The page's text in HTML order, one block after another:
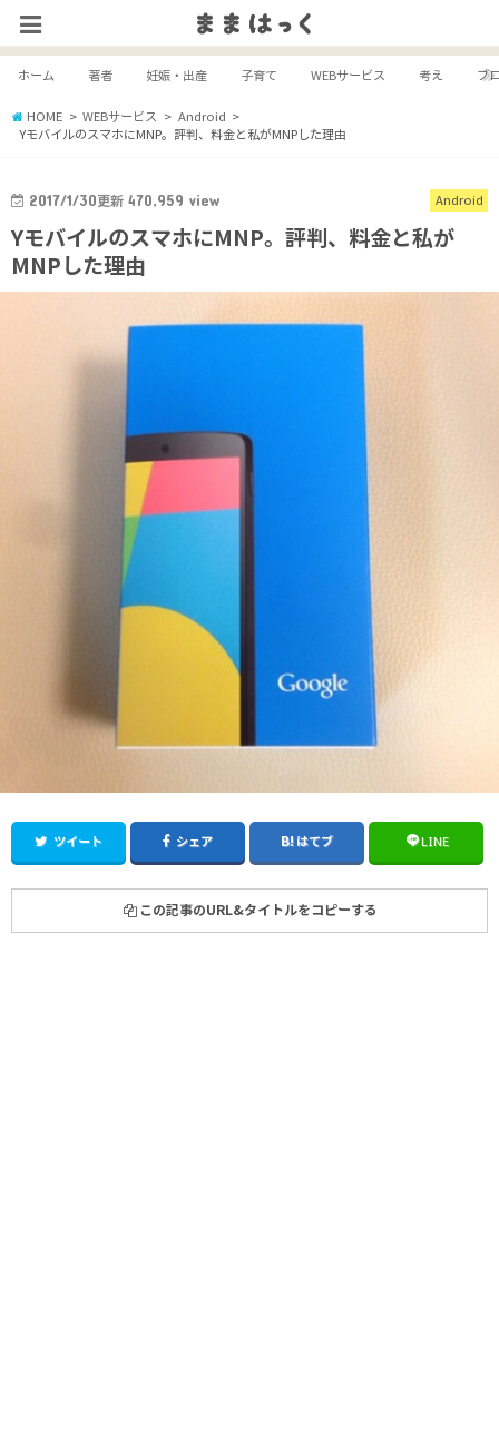
ホーム 著者 妊娠・出産 子育て WEBサービス 考え ブ
HOME WEBサービス
Android
YモバイルのスマホにMNP。評判、料金と私がMNPした理由
Android
2017/1/30更新 470,959 view
YモバイルのスマホにMNP。評判、料金と私が
MNPした理由
ツイート シェア はてブ LINE
この記事のURL&タイトルをコピーする